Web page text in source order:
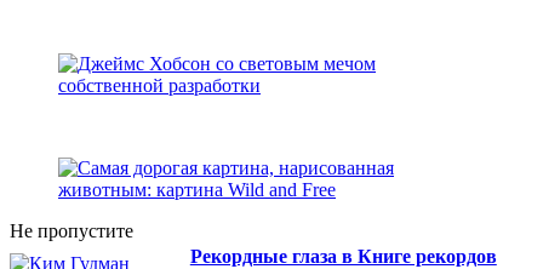
Не пропустите
Рекордные глаза в Книге рекордов